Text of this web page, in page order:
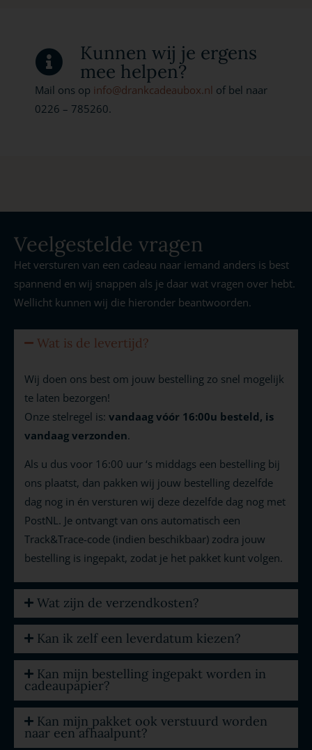
Kunnen wij je ergens
mee helpen?
Mail ons op info@drankcadeaubox.nl of bel naar
0226 – 785260.
Veelgestelde vragen
Het versturen van een cadeau naar iemand anders is best
spannend en wij snappen als je daar wat vragen over hebt.
Wellicht kunnen wij die hieronder beantwoorden.
Wat is de levertijd?
Wij doen ons best om jouw bestelling zo snel mogelijk
te laten bezorgen!
Onze stelregel is: vandaag vóór 16:00u besteld, is
vandaag verzonden.
Als u dus voor 16:00 uur ‘s middags een bestelling bij
ons plaatst, dan pakken wij jouw bestelling dezelfde
dag nog in én versturen wij deze dezelfde dag nog met
PostNL. Je ontvangt van ons automatisch een
Track&Trace-code (indien beschikbaar) zodra jouw
bestelling is ingepakt, zodat je het pakket kunt volgen.
Wat zijn de verzendkosten?
Kan ik zelf een leverdatum kiezen?
Kan mijn bestelling ingepakt worden in
cadeaupapier?
Kan mijn pakket ook verstuurd worden
naar een afhaalpunt?